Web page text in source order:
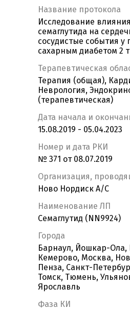
Название протокола
Исследование влияния
семаглутида на
сосудистые события у
сахарным диабетом 2
Терапевтическая
Терапия (общая),
Неврология,
(терапевтическая)
Дата начала и
15.08.2019 - 05.04.2023
Номер и дата РКИ
№ 371 от 08.07.2019
Организация,
Ново Нордиск А/С
Наименование ЛП
Семаглутид (NN9924)
Города
Барнаул, Йошкар-Ола,
Кемерово, Москва,
Пенза, Санкт-
Томск, Тюмень,
Ярославль
Фаза КИ